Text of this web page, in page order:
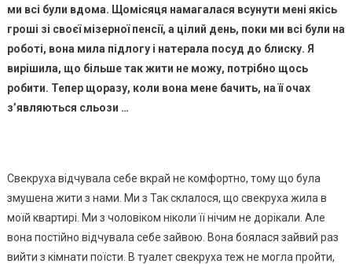
ми всі були вдома. Щомісяця намагалася всунути мені якісь
гроші зі своєї мізерної пенсії, а цілий день, поки ми всі були на
роботі, вона мила підлогу і натерала посуд до блиску. Я
вирішила, що більше так жити не можу, потрібно щось
робити. Тепер щоразу, коли вона мене бачить, на її очах
з’являються сльози …
Свекруха відчувала себе вкрай не комфортно, тому що була
змушена жити з нами. Ми з Так склалося, що свекруха жила в
моїй квартирі. Ми з чоловіком ніколи її нічим не дорікали. Але
вона постійно відчувала себе зайвою. Вона боялася зайвий раз
вийти з кімнати поїсти. В туалет свекруха теж не могла пройти,